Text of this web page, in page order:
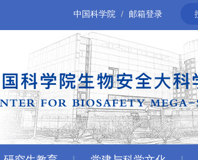
中国科学院 邮箱登录